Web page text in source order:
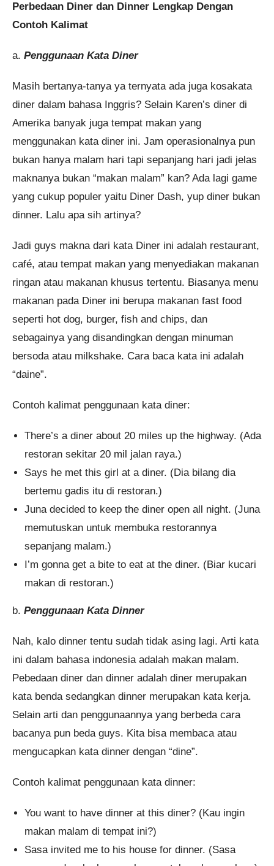
Perbedaan Diner dan Dinner Lengkap Dengan
Contoh Kalimat
a. Penggunaan Kata Diner
Masih bertanya-tanya ya ternyata ada juga kosakata
diner dalam bahasa Inggris? Selain Karen’s diner di
Amerika banyak juga tempat makan yang
menggunakan kata diner ini. Jam operasionalnya pun
bukan hanya malam hari tapi sepanjang hari jadi jelas
maknanya bukan “makan malam” kan? Ada lagi game
yang cukup populer yaitu Diner Dash, yup diner bukan
dinner. Lalu apa sih artinya?
Jadi guys makna dari kata Diner ini adalah restaurant,
café, atau tempat makan yang menyediakan makanan
ringan atau makanan khusus tertentu. Biasanya menu
makanan pada Diner ini berupa makanan fast food
seperti hot dog, burger, fish and chips, dan
sebagainya yang disandingkan dengan minuman
bersoda atau milkshake. Cara baca kata ini adalah
“daine”.
Contoh kalimat penggunaan kata diner:
There’s a diner about 20 miles up the highway. (Ada
restoran sekitar 20 mil jalan raya.)
Says he met this girl at a diner. (Dia bilang dia
bertemu gadis itu di restoran.)
Juna decided to keep the diner open all night. (Juna
memutuskan untuk membuka restorannya
sepanjang malam.)
I’m gonna get a bite to eat at the diner. (Biar kucari
makan di restoran.)
b. Penggunaan Kata Dinner
Nah, kalo dinner tentu sudah tidak asing lagi. Arti kata
ini dalam bahasa indonesia adalah makan malam.
Pebedaan diner dan dinner adalah diner merupakan
kata benda sedangkan dinner merupakan kata kerja.
Selain arti dan penggunaannya yang berbeda cara
bacanya pun beda guys. Kita bisa membaca atau
mengucapkan kata dinner dengan “dine”.
Contoh kalimat penggunaan kata dinner:
You want to have dinner at this diner? (Kau ingin
makan malam di tempat ini?)
Sasa invited me to his house for dinner. (Sasa